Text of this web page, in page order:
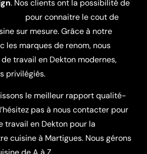
. Nos clients ont la possibilité de
pour connaitre le cout de
sur mesure. Grâce à notre
les marques de renom, nous
travail en Dekton modernes,
privilégiés.
le meilleur rapport qualité-
pas à nous contacter pour
travail en Dekton pour la
cuisine à Martigues. Nous gérons